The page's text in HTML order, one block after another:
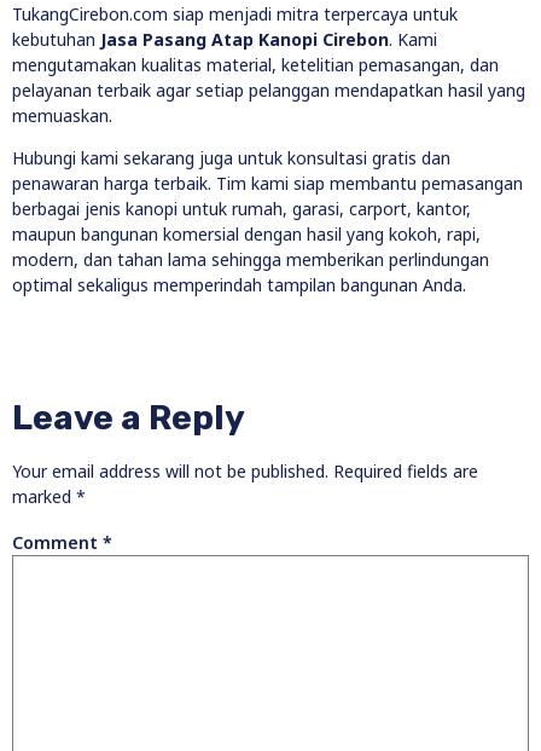
TukangCirebon.com siap menjadi mitra terpercaya untuk
kebutuhan Jasa Pasang Atap Kanopi Cirebon. Kami
mengutamakan kualitas material, ketelitian pemasangan, dan
pelayanan terbaik agar setiap pelanggan mendapatkan hasil yang
memuaskan.
Hubungi kami sekarang juga untuk konsultasi gratis dan
penawaran harga terbaik. Tim kami siap membantu pemasangan
berbagai jenis kanopi untuk rumah, garasi, carport, kantor,
maupun bangunan komersial dengan hasil yang kokoh, rapi,
modern, dan tahan lama sehingga memberikan perlindungan
optimal sekaligus memperindah tampilan bangunan Anda.
Leave a Reply
Your email address will not be published. Required fields are
marked *
Comment *